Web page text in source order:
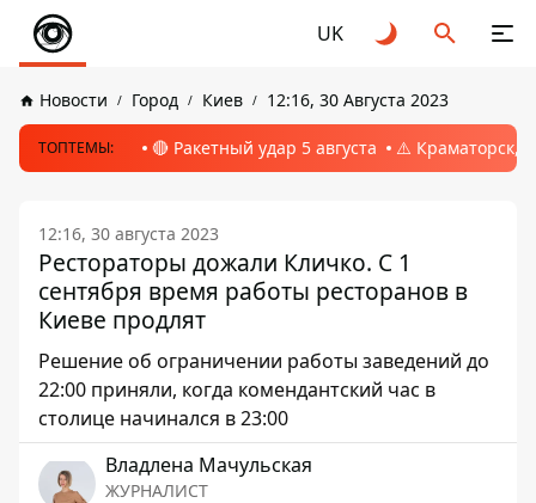
UK
Новости Город Киев 12:16, 30 Августа 2023
ТОПТЕМЫ: 🔴 Ракетный удар 5 августа ⚠️ Краматорск,
12:16, 30 августа 2023
Рестораторы дожали Кличко. С 1
сентября время работы ресторанов в
Киеве продлят
Решение об ограничении работы заведений до
22:00 приняли, когда комендантский час в
столице начинался в 23:00
Владлена Мачульская
ЖУРНАЛИСТ